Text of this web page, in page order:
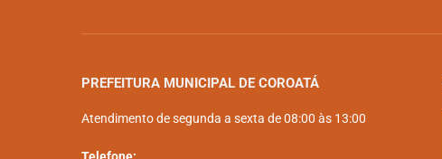
PREFEITURA MUNICIPAL DE COROATÁ
Atendimento de segunda a sexta de 08:00 às 13:00